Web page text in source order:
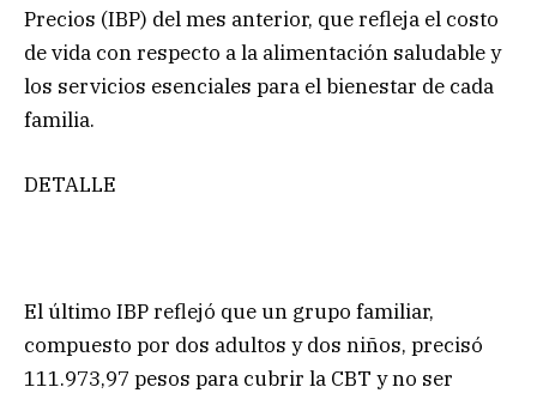
Precios (IBP) del mes anterior, que refleja el costo
de vida con respecto a la alimentación saludable y
los servicios esenciales para el bienestar de cada
familia.
DETALLE
El último IBP reflejó que un grupo familiar,
compuesto por dos adultos y dos niños, precisó
111.973,97 pesos para cubrir la CBT y no ser